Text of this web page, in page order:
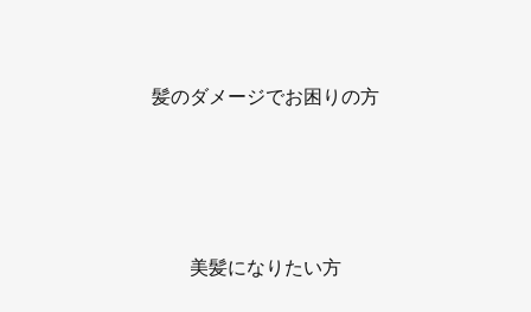
髪のダメージでお困りの方
美髪になりたい方